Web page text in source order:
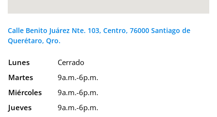
Calle Benito Juárez Nte. 103, Centro, 76000 Santiago de
Querétaro, Qro.
Lunes
Cerrado
Martes
9a.m.-6p.m.
Miércoles
9a.m.-6p.m.
Jueves
9a.m.-6p.m.